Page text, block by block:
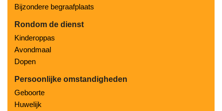
Bijzondere begraafplaats
Rondom de dienst
Kinderoppas
Avondmaal
Dopen
Persoonlijke omstandigheden
Geboorte
Huwelijk